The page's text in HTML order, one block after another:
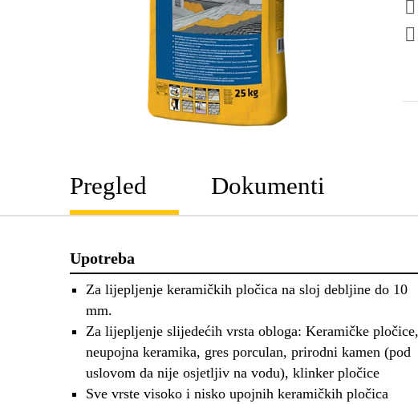
Pregled Dokumenti
Upotreba
Za lijepljenje keramičkih pločica na sloj debljine do 10
mm.
Za lijepljenje slijedećih vrsta obloga: Keramičke pločice,
neupojna keramika, gres porculan, prirodni kamen (pod
uslovom da nije osjetljiv na vodu), klinker pločice
Sve vrste visoko i nisko upojnih keramičkih pločica